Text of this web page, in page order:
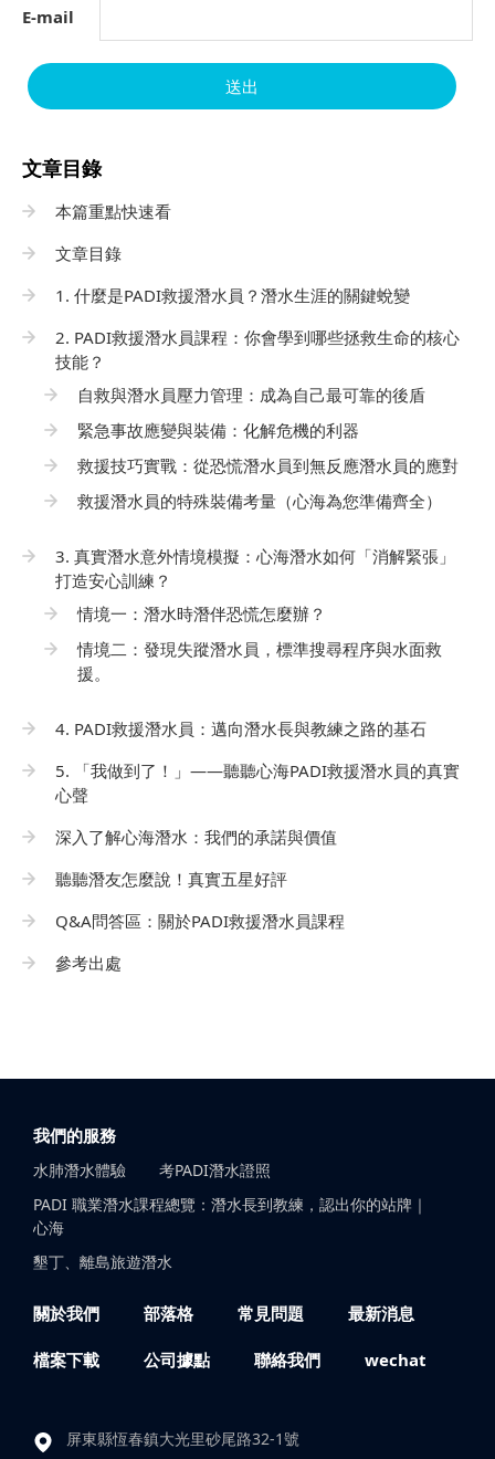
E-mail
送出
文章目錄
本篇重點快速看
文章目錄
1. 什麼是PADI救援潛水員？潛水生涯的關鍵蛻變
2. PADI救援潛水員課程：你會學到哪些拯救生命的核心
技能？
自救與潛水員壓力管理：成為自己最可靠的後盾
緊急事故應變與裝備：化解危機的利器
救援技巧實戰：從恐慌潛水員到無反應潛水員的應對
救援潛水員的特殊裝備考量（心海為您準備齊全）
3. 真實潛水意外情境模擬：心海潛水如何「消解緊張」
打造安心訓練？
情境一：潛水時潛伴恐慌怎麼辦？
情境二：發現失蹤潛水員，標準搜尋程序與水面救
援。
4. PADI救援潛水員：邁向潛水長與教練之路的基石
5. 「我做到了！」——聽聽心海PADI救援潛水員的真實
心聲
深入了解心海潛水：我們的承諾與價值
聽聽潛友怎麼說！真實五星好評
Q&A問答區：關於PADI救援潛水員課程
參考出處
我們的服務
水肺潛水體驗
考PADI潛水證照
PADI 職業潛水課程總覽：潛水長到教練，認出你的站牌｜
心海
墾丁、離島旅遊潛水
關於我們 部落格 常見問題 最新消息
檔案下載 公司據點 聯絡我們 wechat
屏東縣恆春鎮大光里砂尾路32-1號